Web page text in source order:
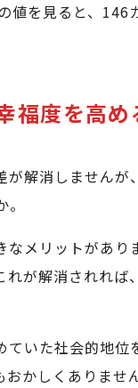
値を見ると、
福度を高め
解消しません
メリットがあり
が解消されれ
いた社会的地位
かしくありませ